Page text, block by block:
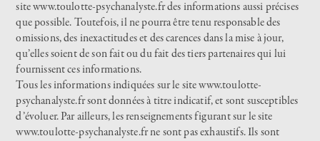
sitewww.toulotte-psychanalyste.fr des informations aussi précises
que possible. Toutefois, il ne pourra être tenu responsable des
omissions, des inexactitudes et des carences dans la mise à jour,
qu’elles soient de son fait ou du fait des tiers partenaires qui lui
fournissent ces informations.
Tous les informations indiquées sur le sitewww.toulotte-
psychanalyste.frsont données à titre indicatif, et sont susceptibles
d’évoluer. Par ailleurs, les renseignements figurant sur le site
www.toulotte-psychanalyste.frne sont pas exhaustifs. Ils sont